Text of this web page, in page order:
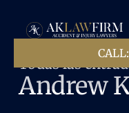
contenido
Todas las
Andrew